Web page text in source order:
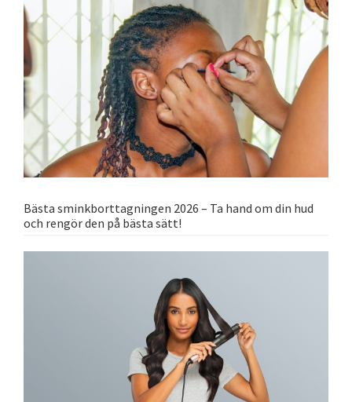
Bästa sminkborttagningen 2026 – Ta hand om din hud
och rengör den på bästa sätt!